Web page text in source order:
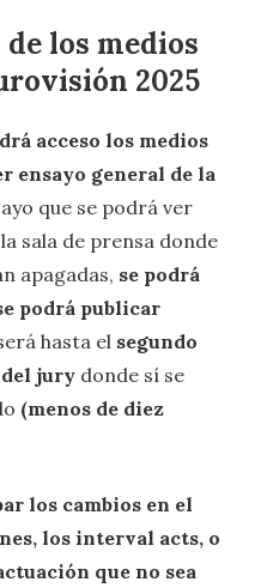
los medios
2025
acceso los medios
ensayo general de la
que se podrá ver
sala de prensa donde
apagadas, se podrá
podrá publicar
hasta el segundo
del jury donde sí se
(menos de diez
los cambios en el
los interval acts, o
que no sea